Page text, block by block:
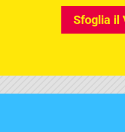
Sfoglia il